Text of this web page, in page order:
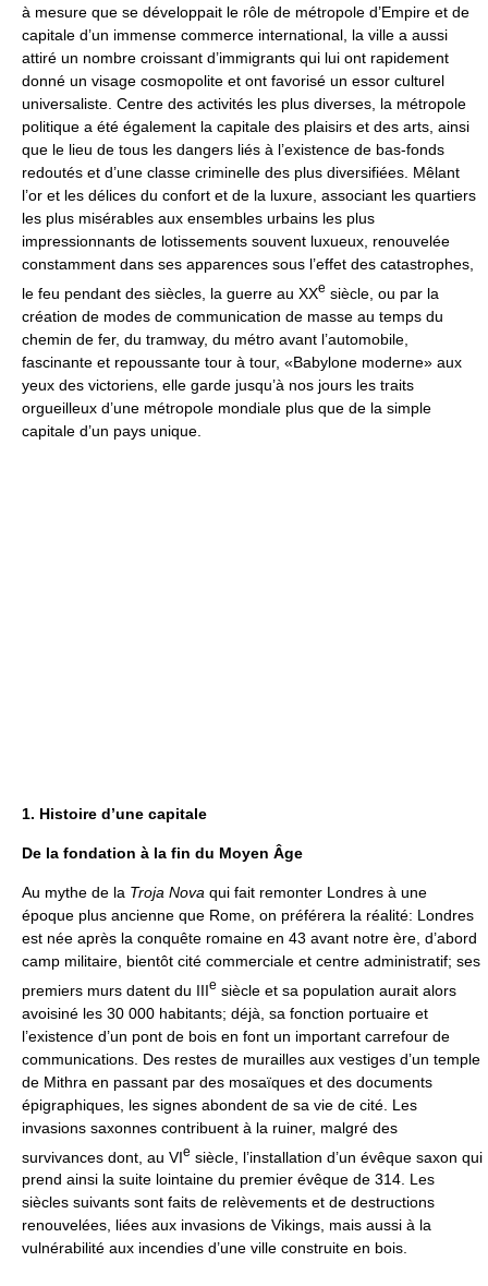
à mesure que se développait le rôle de métropole d’Empire et de
capitale d’un immense commerce international, la ville a aussi
attiré un nombre croissant d’immigrants qui lui ont rapidement
donné un visage cosmopolite et ont favorisé un essor culturel
universaliste. Centre des activités les plus diverses, la métropole
politique a été également la capitale des plaisirs et des arts, ainsi
que le lieu de tous les dangers liés à l’existence de bas-fonds
redoutés et d’une classe criminelle des plus diversifiées. Mêlant
l’or et les délices du confort et de la luxure, associant les quartiers
les plus misérables aux ensembles urbains les plus
impressionnants de lotissements souvent luxueux, renouvelée
constamment dans ses apparences sous l’effet des catastrophes,
le feu pendant des siècles, la guerre au XXe siècle, ou par la
création de modes de communication de masse au temps du
chemin de fer, du tramway, du métro avant l’automobile,
fascinante et repoussante tour à tour, «Babylone moderne» aux
yeux des victoriens, elle garde jusqu’à nos jours les traits
orgueilleux d’une métropole mondiale plus que de la simple
capitale d’un pays unique.
1. Histoire d’une capitale
De la fondation à la fin du Moyen Âge
Au mythe de la Troja Nova qui fait remonter Londres à une
époque plus ancienne que Rome, on préférera la réalité: Londres
est née après la conquête romaine en 43 avant notre ère, d’abord
camp militaire, bientôt cité commerciale et centre administratif; ses
premiers murs datent du IIIe siècle et sa population aurait alors
avoisiné les 30 000 habitants; déjà, sa fonction portuaire et
l’existence d’un pont de bois en font un important carrefour de
communications. Des restes de murailles aux vestiges d’un temple
de Mithra en passant par des mosaïques et des documents
épigraphiques, les signes abondent de sa vie de cité. Les
invasions saxonnes contribuent à la ruiner, malgré des
survivances dont, au VIe siècle, l’installation d’un évêque saxon qui
prend ainsi la suite lointaine du premier évêque de 314. Les
siècles suivants sont faits de relèvements et de destructions
renouvelées, liées aux invasions de Vikings, mais aussi à la
vulnérabilité aux incendies d’une ville construite en bois.